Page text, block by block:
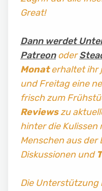
Great!
Dann werdet
Patreonoder
Monaterhaltet ihr
und Freitag eine
frisch zum
Reviewszu
hinter die
Menschen aus der
Diskussionen und
Die Unterstützung